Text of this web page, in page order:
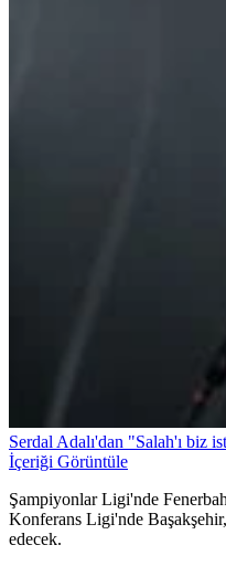
Serdal Adalı'dan "Salah'ı biz
İçeriği Görüntüle
Şampiyonlar Ligi'nde
Konferans Ligi'nde
edecek.